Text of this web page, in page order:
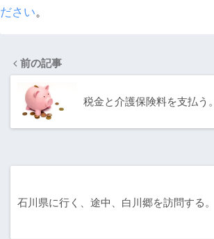
ださい。
前の記事
税金と介護保険料を支払う。
石川県に行く、途中、白川郷を訪問する。